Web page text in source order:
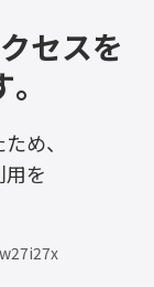
セスを
め、
を